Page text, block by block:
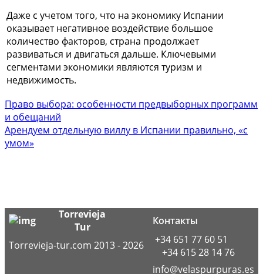
Даже с учетом того, что на экономику Испании
оказывает негативное воздействие большое
количество факторов, страна продолжает
развиваться и двигаться дальше. Ключевыми
сегментами экономики являются туризм и
недвижимость.
Право выбора: особенности предвыборных программ
и обещаний
Арендуем отдельную виллу в Испании правильно, «с
умом»
Torrevieja
Tur
Torrevieja-tur.com 2013 - 2026
Контакты
+34 651 77 60 51
+34 615 28 14 76
info@velaspurpuras.es